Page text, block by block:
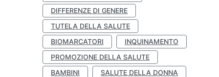
DIFFERENZE DI GENERE
TUTELA DELLA SALUTE
BIOMARCATORI
INQUINAMENTO
PROMOZIONE DELLA SALUTE
BAMBINI
SALUTE DELLA DONNA